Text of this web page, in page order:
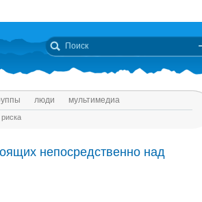
люди мультимедиа
непосредственно над